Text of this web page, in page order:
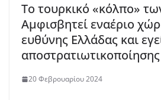
Το τουρκικό «κόλπο»
Aμφισβητεί εναέριο
ευθύνης Ελλάδας και
αποστρατιωτικοποίησης
20 Φεβρουαρίου 2024